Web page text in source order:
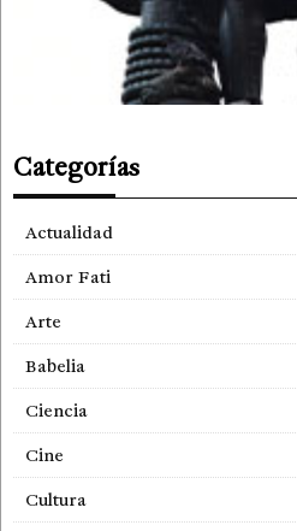
Categorías
Actualidad
Amor Fati
Arte
Babelia
Ciencia
Cine
Cultura